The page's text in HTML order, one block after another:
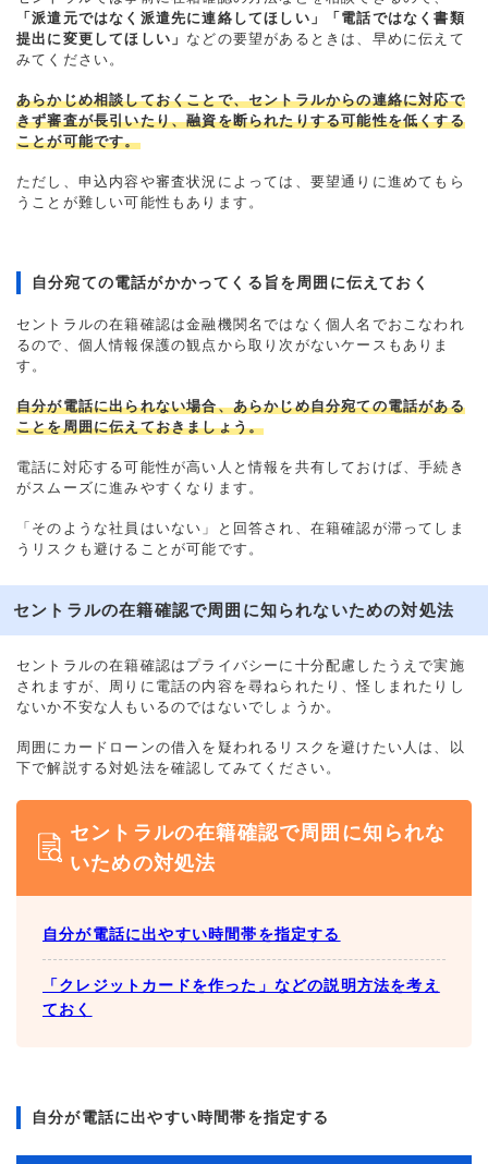
「派遣元ではなく派遣先に連絡してほしい」「電話ではなく書類
提出に変更してほしい」 などの要望があるときは、早めに伝えて
みてください。
あらかじめ相談しておくことで、セントラルからの連絡に対応で
きず審査が長引いたり、融資を断られたりする可能性を低くする
ことが可能です。
ただし、申込内容や審査状況によっては、要望通りに進めてもら
うことが難しい可能性もあります。
自分宛ての電話がかかってくる旨を周囲に伝えておく
セントラルの在籍確認は金融機関名ではなく個人名でおこなわれ
るので、個人情報保護の観点から取り次がないケースもありま
す。
自分が電話に出られない場合、あらかじめ自分宛ての電話がある
ことを周囲に伝えておきましょう。
電話に対応する可能性が高い人と情報を共有しておけば、手続き
がスムーズに進みやすくなります。
「そのような社員はいない」と回答され、在籍確認が滞ってしま
うリスクも避けることが可能です。
セントラルの在籍確認で周囲に知られないための対処法
セントラルの在籍確認はプライバシーに十分配慮したうえで実施
されますが、周りに電話の内容を尋ねられたり、怪しまれたりし
ないか不安な人もいるのではないでしょうか。
周囲にカードローンの借入を疑われるリスクを避けたい人は、以
下で解説する対処法を確認してみてください。
セントラルの在籍確認で周囲に知られな
いための対処法
自分が電話に出やすい時間帯を指定する
「クレジットカードを作った」などの説明方法を考え
ておく
自分が電話に出やすい時間帯を指定する